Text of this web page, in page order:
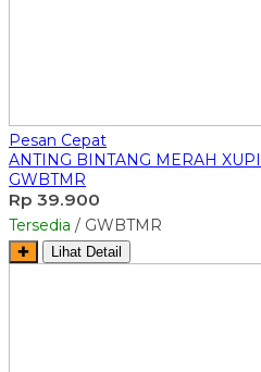
Pesan Cepat
ANTING BINTANG MERAH
GWBTMR
Rp 39.900
Tersedia / GWBTMR
✚ Lihat Detail